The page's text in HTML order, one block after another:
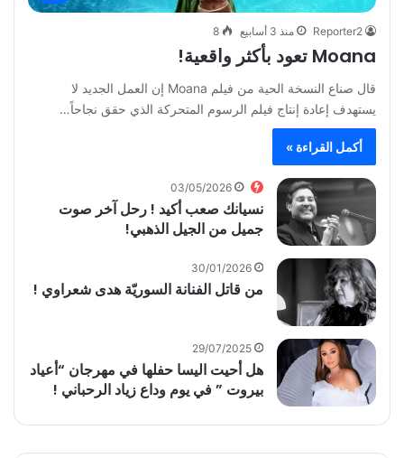
Reporter2 منذ 3 أسابيع 8
Moana تعود بأكثر واقعية!
قال صناع النسخة الحية من فيلم Moana إن العمل الجديد لا
يستهدف إعادة إنتاج فيلم الرسوم المتحركة الذي حقق نجاحاً…
أكمل القراءة »
03/05/2026
نسيانك صعب أكيد ! رحل آخر صوت
جميل من الجيل الذهبي!
30/01/2026
من قاتل الفنانة السوريّة هدى شعراوي !
29/07/2025
هل أحيت اليسا حفلها في مهرجان “أعياد
بيروت ” في يوم وداع زياد الرحباني !